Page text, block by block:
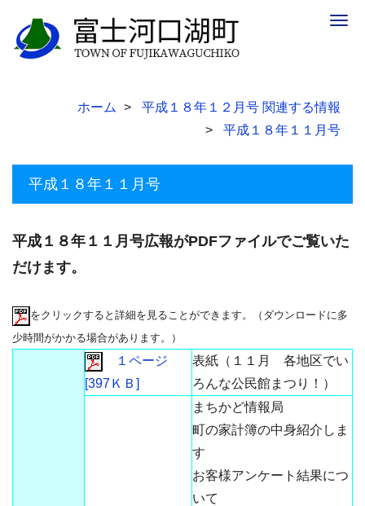
ホーム
平成１８年１２月号 関連する情報
平成１８年１１月号
平成１８年１１月号
平成１８年１１月号広報がPDFファイルでご覧いた
だけます。
をクリックすると詳細を見ることができます。（ダウンロードに多
少時間がかかる場合があります。）
１ページ
[397ＫＢ]
表紙（１１月 各地区でい
ろんな公民館まつり！）
まちかど情報局
町の家計簿の中身紹介しま
す
お客様アンケート結果につ
いて